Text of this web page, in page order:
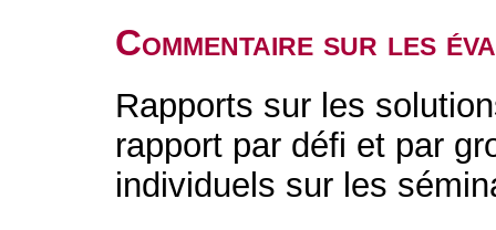
Commentaire sur les
Rapports sur les
rapport par défi et par
individuels sur les